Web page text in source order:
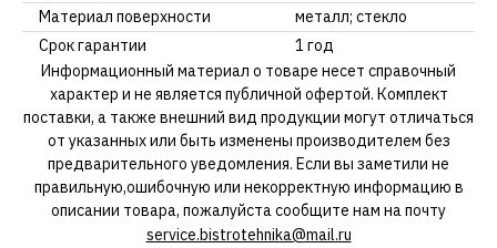
Материал поверхности
металл; стекло
Срок гарантии
1 год
Информационный материал о товаре несет справочный
характер и не является публичной офертой. Комплект
поставки, а также внешний вид продукции могут отличаться
от указанных или быть изменены производителем без
предварительного уведомления. Если вы заметили не
правильную,ошибочную или некорректную информацию в
описании товара, пожалуйста сообщите нам на почту
service.bistrotehnika@mail.ru